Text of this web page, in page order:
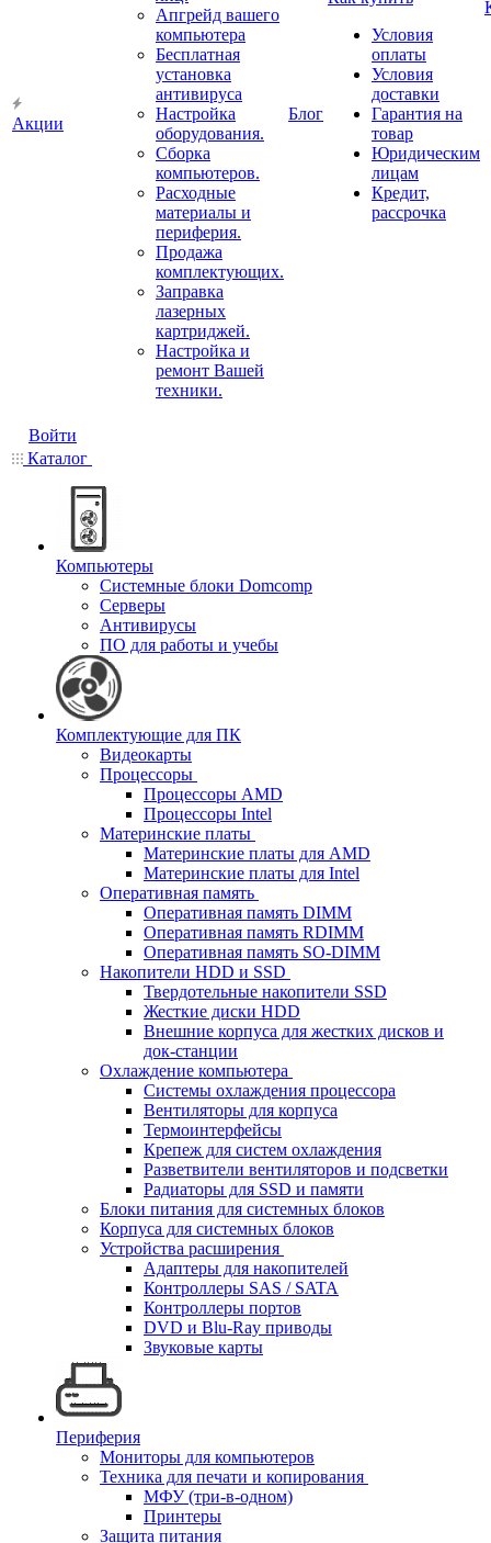
Акции
Апгрейд вашего
компьютера
Бесплатная
установка
антивируса
Настройка
оборудования.
Сборка
компьютеров.
Расходные
материалы и
периферия.
Продажа
комплектующих.
Заправка
лазерных
картриджей.
Настройка и
ремонт Вашей
техники.
Блог
Условия
оплаты
Условия
доставки
Гарантия на
товар
Юридическим
лицам
Кредит,
рассрочка
Войти
Каталог
Компьютеры
Системные блоки Domcomp
Серверы
Антивирусы
ПО для работы и учебы
Комплектующие для ПК
Видеокарты
Процессоры
Процессоры AMD
Процессоры Intel
Материнские платы
Материнские платы для AMD
Материнские платы для Intel
Оперативная память
Оперативная память DIMM
Оперативная память RDIMM
Оперативная память SO-DIMM
Накопители HDD и SSD
Твердотельные накопители SSD
Жесткие диски HDD
Внешние корпуса для жестких дисков и
док-станции
Охлаждение компьютера
Системы охлаждения процессора
Вентиляторы для корпуса
Термоинтерфейсы
Крепеж для систем охлаждения
Разветвители вентиляторов и подсветки
Радиаторы для SSD и памяти
Блоки питания для системных блоков
Корпуса для системных блоков
Устройства расширения
Адаптеры для накопителей
Контроллеры SAS / SATA
Контроллеры портов
DVD и Blu-Ray приводы
Звуковые карты
Периферия
Мониторы для компьютеров
Техника для печати и копирования
МФУ (три-в-одном)
Принтеры
Защита питания